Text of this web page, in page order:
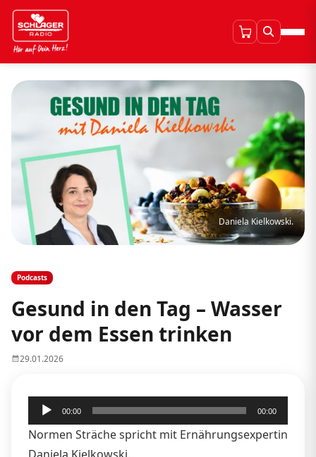
Daniela Kielkowski.
Podcasts
Gesund in den Tag – Wasser
vor dem Essen trinken
29.01.2026
Audio-
Player
00:00 00:00
Normen Sträche spricht mit Ernährungsexpertin
Daniela Kielkowski.